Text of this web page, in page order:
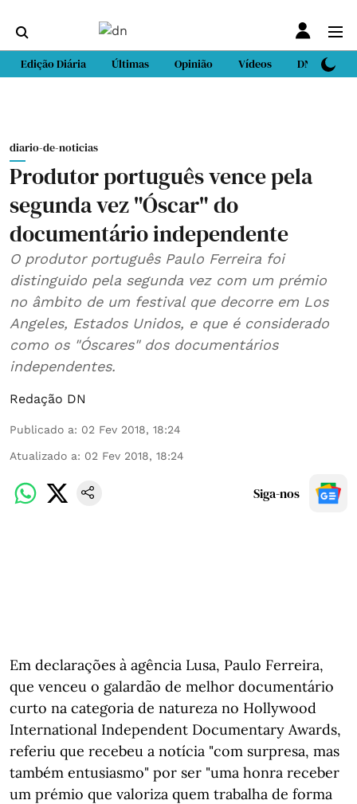
Edição Diária Últimas Opinião Vídeos DN Sport
diario-de-noticias
Produtor português vence pela
segunda vez "Óscar" do
documentário independente
O produtor português Paulo Ferreira foi
distinguido pela segunda vez com um prémio
no âmbito de um festival que decorre em Los
Angeles, Estados Unidos, e que é considerado
como os "Óscares" dos documentários
independentes.
Redação DN
Publicado a: 02 Fev 2018, 18:24
Atualizado a: 02 Fev 2018, 18:24
Siga-nos
Em declarações à agência Lusa, Paulo Ferreira,
que venceu o galardão de melhor documentário
curto na categoria de natureza no Hollywood
International Independent Documentary Awards,
referiu que recebeu a notícia "com surpresa, mas
também entusiasmo" por ser "uma honra receber
um prémio que valoriza quem trabalha de forma